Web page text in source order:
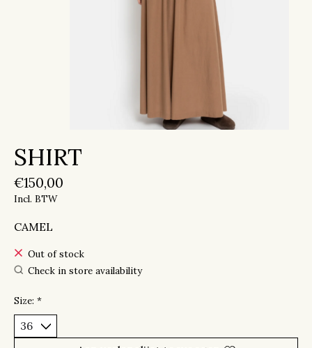
SHIRT
€150,00
Incl. BTW
CAMEL
Out of stock
Check in store availability
Size: *